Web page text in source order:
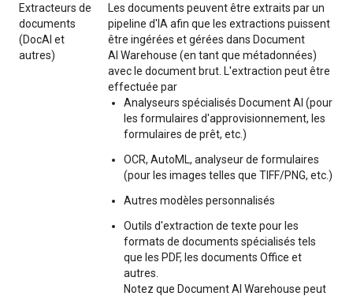
Extracteurs de
documents
(DocAI et
autres)
Les documents peuvent être extraits par un
pipeline d'IA afin que les extractions puissent
être ingérées et gérées dans Document
AI Warehouse (en tant que métadonnées)
avec le document brut. L'extraction peut être
effectuée par
Analyseurs spécialisés Document AI (pour
les formulaires d'approvisionnement, les
formulaires de prêt, etc.)
OCR, AutoML, analyseur de formulaires
(pour les images telles que TIFF/PNG, etc.)
Autres modèles personnalisés
Outils d'extraction de texte pour les
formats de documents spécialisés tels
que les PDF, les documents Office et
autres.
Notez que Document AI Warehouse peut